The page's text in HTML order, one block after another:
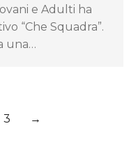
e Adulti ha
“Che Squadra”.
una…
3 →